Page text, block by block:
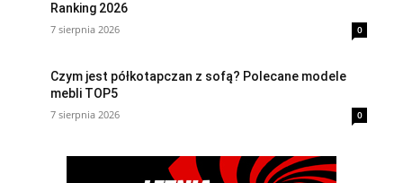
Ranking 2026
7 sierpnia 2026 0
Czym jest półkotapczan z sofą? Polecane modele
mebli TOP5
7 sierpnia 2026 0